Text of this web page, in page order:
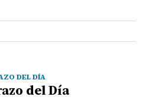
DEL DÍA
del Día